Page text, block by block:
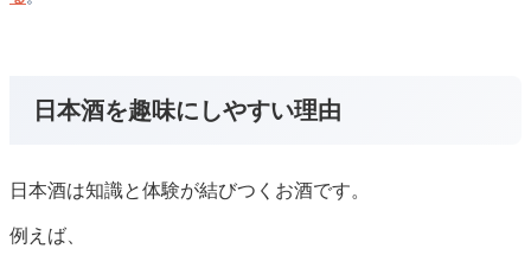
日本酒を趣味にしやすい理由
日本酒は知識と体験が結びつくお酒です。
例えば、